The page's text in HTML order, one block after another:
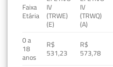
Faixa
Etária
IV
(TRWE)
(E)
IV
(TRWQ)
(A)
0 a
18
anos
R$
531,23
R$
573,78